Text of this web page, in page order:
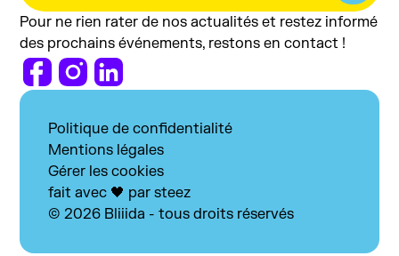
Pour ne rien rater de nos actualités et restez informé
des prochains événements, restons en contact !
© 2026 Bliiida - tous droits réservés
Politique de confidentialité
Mentions légales
Gérer les cookies
fait avec 🖤 par steez